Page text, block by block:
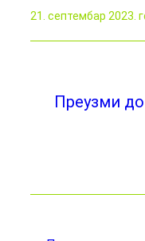
21. септембар 2023.
Преузми